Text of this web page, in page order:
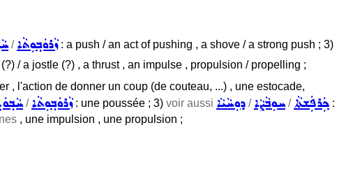
/ܙܵܪܘܿܒ݂ܘܼܬܵܐ: a push / an act of pushing , a shove / a strong push ; 3)
/ a jostle (?) , a thrust , an impulse , propulsion / propelling ;
, l'action de donner un coup (de couteau, ...) , une estocade,
/ܙܵܪܘܿܒ݂ܘܼܬܵܐ: une poussée ; 3) voir aussi ܕܘܼܚܵܝܵܐ /ܚܘܼܒܵܨܵܐ /ܟܲܪܦܲܫܬܵܐ :
, une impulsion , une propulsion ;